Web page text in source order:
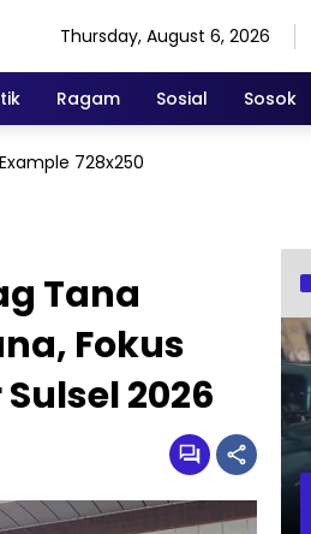
Thursday, August 6, 2026
Ragam Sosial Sosok
Tana
Fokus
2026